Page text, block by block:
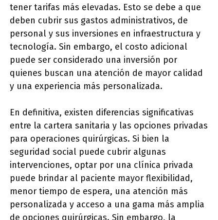
tener tarifas más elevadas. Esto se debe a que
deben cubrir sus gastos administrativos, de
personal y sus inversiones en infraestructura y
tecnología. Sin embargo, el costo adicional
puede ser considerado una inversión por
quienes buscan una atención de mayor calidad
y una experiencia más personalizada.
En definitiva, existen diferencias significativas
entre la cartera sanitaria y las opciones privadas
para operaciones quirúrgicas. Si bien la
seguridad social puede cubrir algunas
intervenciones, optar por una clínica privada
puede brindar al paciente mayor flexibilidad,
menor tiempo de espera, una atención más
personalizada y acceso a una gama más amplia
de opciones quirúrgicas. Sin embargo, la